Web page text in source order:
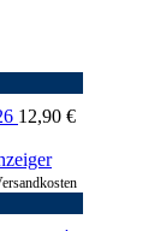
12,90 €